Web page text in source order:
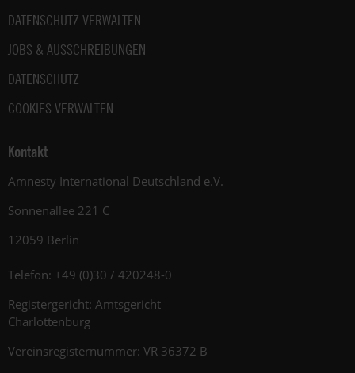
DATENSCHUTZ VERWALTEN
JOBS & AUSSCHREIBUNGEN
DATENSCHUTZ
COOKIES VERWALTEN
Kontakt
Amnesty International Deutschland e.V.
Sonnenallee 221 C
12059 Berlin
Telefon: +49 (0)30 / 420248-0
Registergericht: Amtsgericht
Charlottenburg
Vereinsregisternummer: VR 36372 B